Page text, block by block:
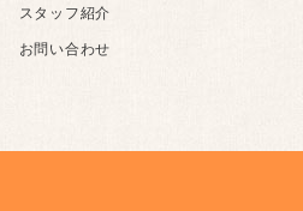
スタッフ紹介
お問い合わせ